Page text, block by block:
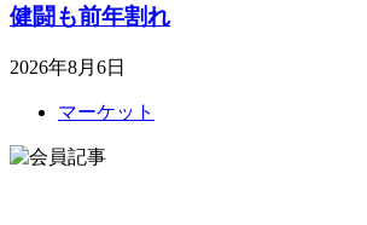
健闘も前年割れ
2026年8月6日
マーケット